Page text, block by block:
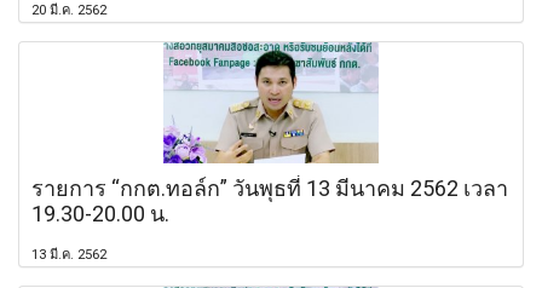
20 มี.ค. 2562
รายการ “กกต.ทอล์ก” วันพุธที่ 13 มีนาคม 2562 เวลา
19.30-20.00 น.
13 มี.ค. 2562